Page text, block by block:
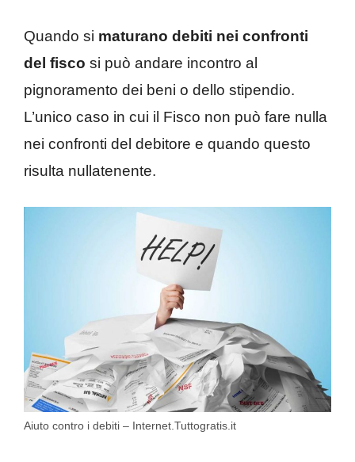
Quando si maturano debiti nei confronti
del fisco si può andare incontro al
pignoramento dei beni o dello stipendio.
L’unico caso in cui il Fisco non può fare nulla
nei confronti del debitore e quando questo
risulta nullatenente.
Aiuto contro i debiti – Internet.Tuttogratis.it